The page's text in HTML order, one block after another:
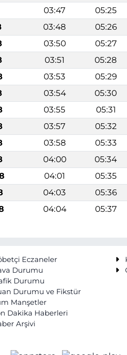
03:47 05:25
03:48 05:26
03:50 05:27
03:51 05:28
03:53 05:29
03:54 05:30
03:55 05:31
03:57 05:32
03:58 05:33
04:00 05:34
04:01 05:35
04:03 05:36
04:04 05:37
Eczaneler
Durumu
Durumu
Durumu ve Fikstür
Manşetler
Dakika Haberleri
Arşivi